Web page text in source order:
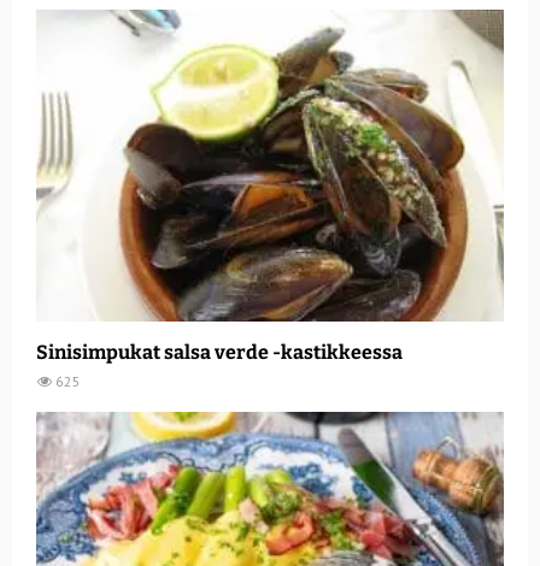
Sinisimpukat salsa verde -kastikkeessa
625